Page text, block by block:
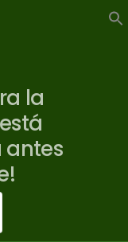
la
antes